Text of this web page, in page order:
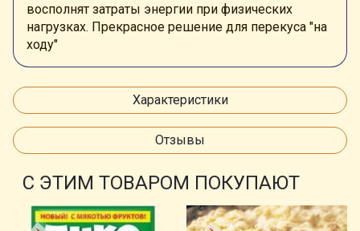
восполнят затраты энергии при физических
нагрузках. Прекрасное решение для перекуса "на
ходу"
Характеристики
Отзывы
С ЭТИМ ТОВАРОМ ПОКУПАЮТ